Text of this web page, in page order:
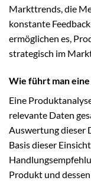
Markttrends, die
konstante
ermöglichen es,
strategisch im
Wie führt man
Eine
relevante Daten
Auswertung dieser
Basis dieser
Produkt und